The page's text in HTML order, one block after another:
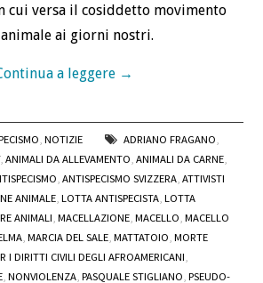
cui versa il cosiddetto movimento
ai giorni nostri.
a leggere →
NOTIZIE ADRIANO FRAGANO
,ANIMALI DA ALLEVAMENTO ,ANIMALI DA CARNE
,ANTISPECISMO SVIZZERA ,ATTIVISTI
ANIMALE ,LOTTA ANTISPECISTA ,LOTTA
ANIMALI ,MACELLAZIONE ,MACELLO ,MACELLO
,MARCIA DEL SALE ,MATTATOIO ,MORTE
I DIRITTI CIVILI DEGLI AFROAMERICANI
,NONVIOLENZA ,PASQUALE STIGLIANO ,PSEUDO-